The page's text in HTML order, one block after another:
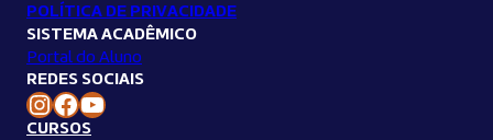
POLÍTICA DE PRIVACIDADE
SISTEMA ACADÊMICO
Portal do Aluno
REDES SOCIAIS
Instagram Unilins Facebook Unilins Youtube Unilins
CURSOS